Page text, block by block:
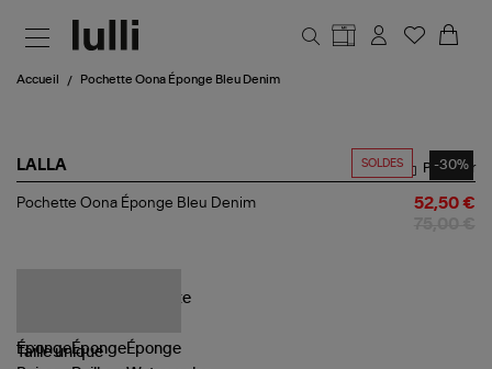
Accueil Pochette Oona Éponge Bleu Denim
SOLDES -30%
LALLA
Pochette
Partager
Pochette Oona Éponge Bleu Denim 52,50 €
Tailleunique